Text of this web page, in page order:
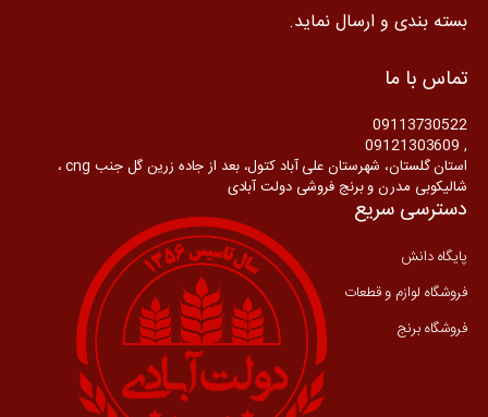
بسته بندی و ارسال نماید.
تماس با ما
09113730522
, 09121303609
استان گلستان، شهرستان علی آباد کتول، بعد از جاده زرین گل جنب cng ،
شالیکوبی مدرن و برنج فروشی دولت آبادی
دسترسی سریع
پایگاه دانش
فروشگاه لوازم و قطعات
فروشگاه برنج